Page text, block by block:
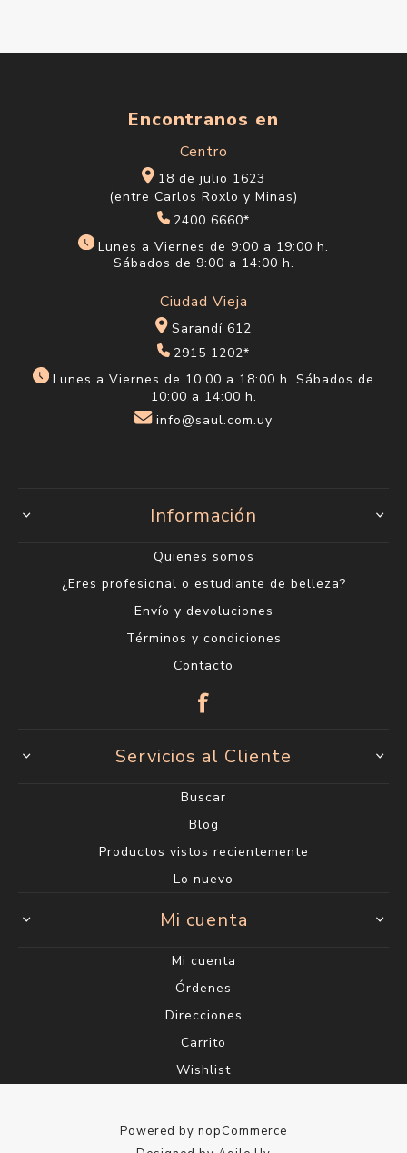
Encontranos en
Centro
18 de julio 1623
(entre Carlos Roxlo y Minas)
2400 6660*
Lunes a Viernes de 9:00 a 19:00 h.
Sábados de 9:00 a 14:00 h.
Ciudad Vieja
Sarandí 612
2915 1202*
Lunes a Viernes de 10:00 a 18:00 h. Sábados de
10:00 a 14:00 h.
info@saul.com.uy
Información
Quienes somos
¿Eres profesional o estudiante de belleza?
Envío y devoluciones
Términos y condiciones
Contacto
Servicios al Cliente
Buscar
Blog
Productos vistos recientemente
Lo nuevo
Mi cuenta
Mi cuenta
Órdenes
Direcciones
Carrito
Wishlist
Powered by nopCommerce